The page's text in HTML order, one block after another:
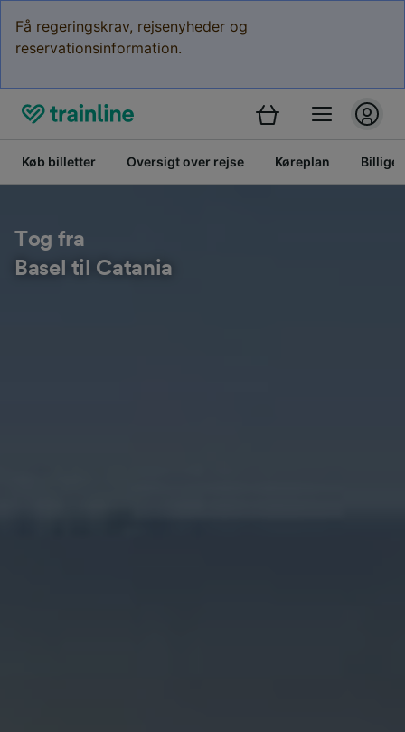
Få regeringskrav, rejsenyheder og
reservationsinformation.
Køb billetter Oversigt over rejse Køreplan Billige
Tog fra
Basel til Catania